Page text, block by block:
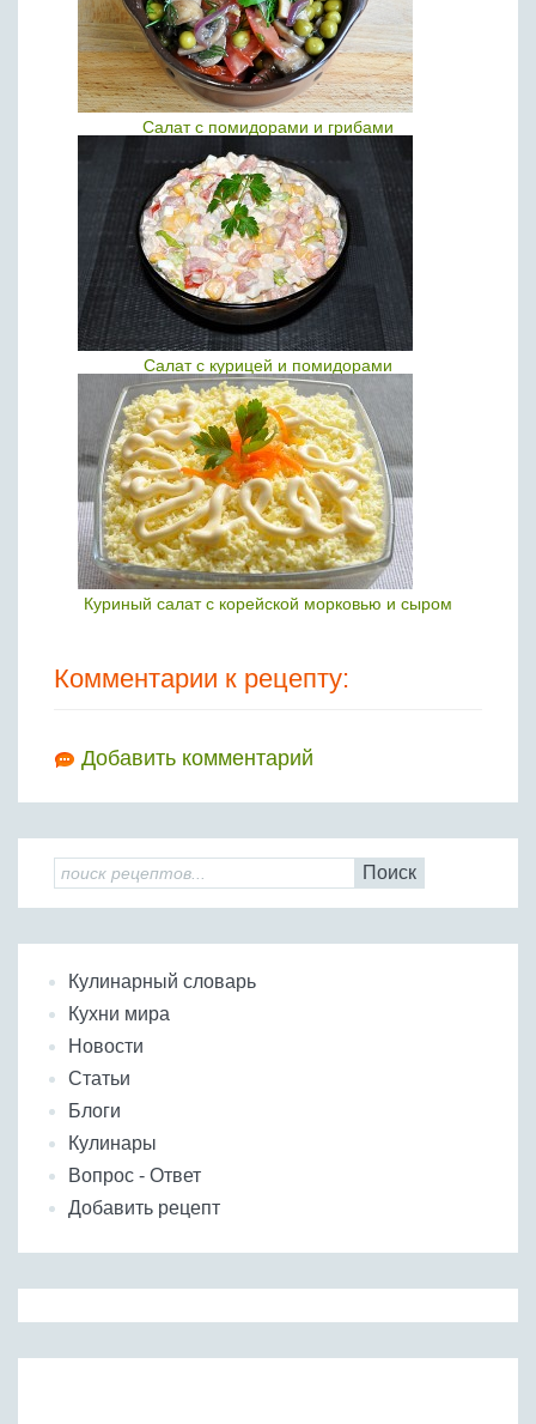
Салат с помидорами и грибами
Салат с курицей и помидорами
Куриный салат с корейской морковью и сыром
Комментарии к рецепту:
Добавить комментарий
Поиск
Кулинарный словарь
Кухни мира
Новости
Статьи
Блоги
Кулинары
Вопрос - Ответ
Добавить рецепт